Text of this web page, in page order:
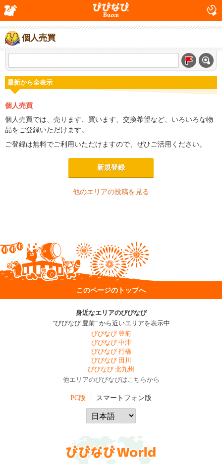
Buzen
個人売買
最新から全表示
個人売買
個人売買では、売ります、買います、交換希望など、いろいろな物
品をご登録いただけます。
ご登録は無料でご利用いただけますので、ぜひご活用ください。
新規登録
他のエリアの投稿を見る
このページのトップへ
身近なエリアのびびなび
"びびなび 豊前" から近いエリアを表示中
びびなび 豊前
びびなび 中津
びびなび 行橋
びびなび 田川
びびなび 北九州
他エリアのびびなびはこちらから
PC版 スマートフォン版